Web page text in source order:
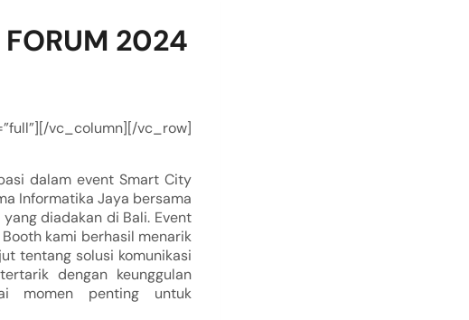
FORUM 2024
vc_column][/vc_row]
dalam event Smart City
Informatika Jaya bersama
diadakan di Bali. Event
kami berhasil menarik
tentang solusi komunikasi
dengan keunggulan
momen penting untuk